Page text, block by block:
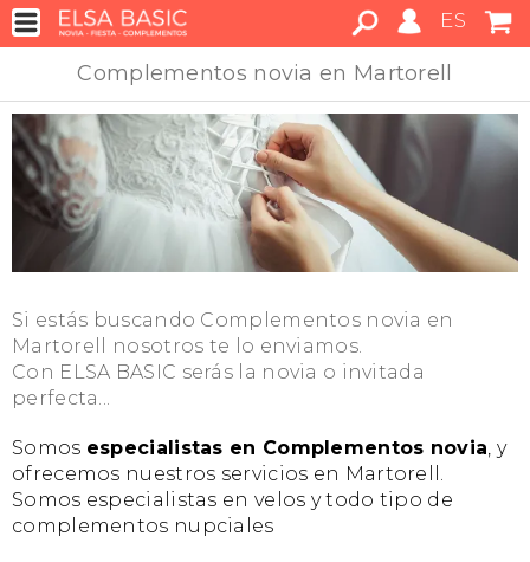
ES
Complementos novia en Martorell
Si estás buscando Complementos novia en
Martorell nosotros te lo enviamos.
Con ELSA BASIC serás la novia o invitada
perfecta...
Somos especialistas en Complementos novia, y
ofrecemos nuestros servicios en Martorell.
Somos especialistas en velos y todo tipo de
complementos nupciales